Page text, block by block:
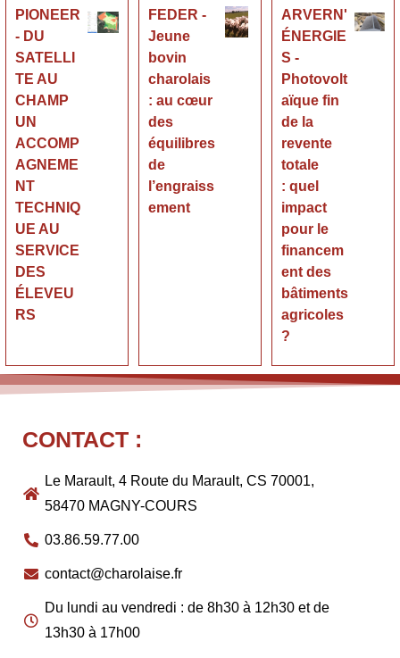
PIONEER
- DU
SATELLI
TE AU
CHAMP
UN
ACCOMP
AGNEME
NT
TECHNIQ
UE AU
SERVICE
DES
ÉLEVEU
RS
FEDER -
Jeune
bovin
charolais
: au cœur
des
équilibres
de
l’engraiss
ement
ARVERN'
ÉNERGIE
S -
Photovolt
aïque fin
de la
revente
totale
: quel
impact
pour le
financem
ent des
bâtiments
agricoles
?
CONTACT :
Le Marault, 4 Route du Marault, CS 70001,
58470 MAGNY-COURS
03.86.59.77.00
contact@charolaise.fr
Du lundi au vendredi : de 8h30 à 12h30 et de
13h30 à 17h00